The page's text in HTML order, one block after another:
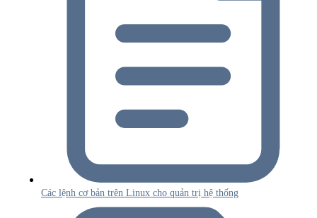
Các lệnh cơ bản trên Linux cho quản trị hệ thống